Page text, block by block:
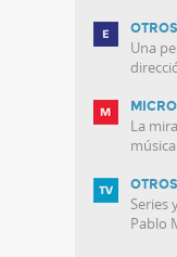
Una
La
Series
Pablo